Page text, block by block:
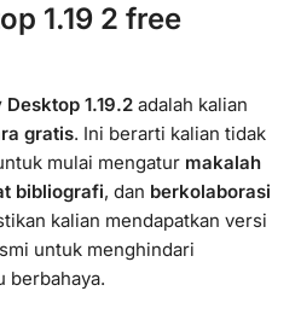
1.19 2 free
1.19.2 adalah kalian
gratis. Ini berarti kalian tidak
mulai mengatur makalah
bibliografi, dan berkolaborasi
kalian mendapatkan versi
untuk menghindari
berbahaya.